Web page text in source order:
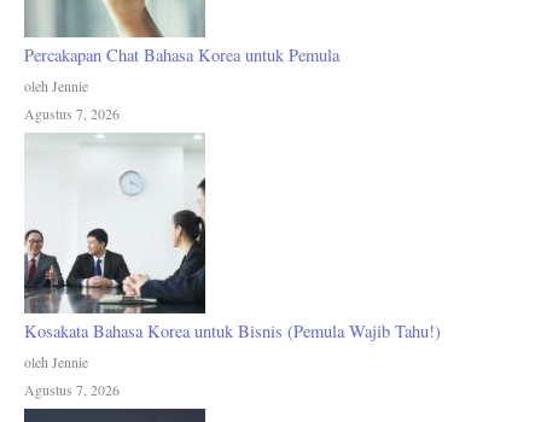
Percakapan Chat Bahasa Korea untuk Pemula
oleh Jennie
Agustus 7, 2026
Kosakata Bahasa Korea untuk Bisnis (Pemula Wajib Tahu!)
oleh Jennie
Agustus 7, 2026